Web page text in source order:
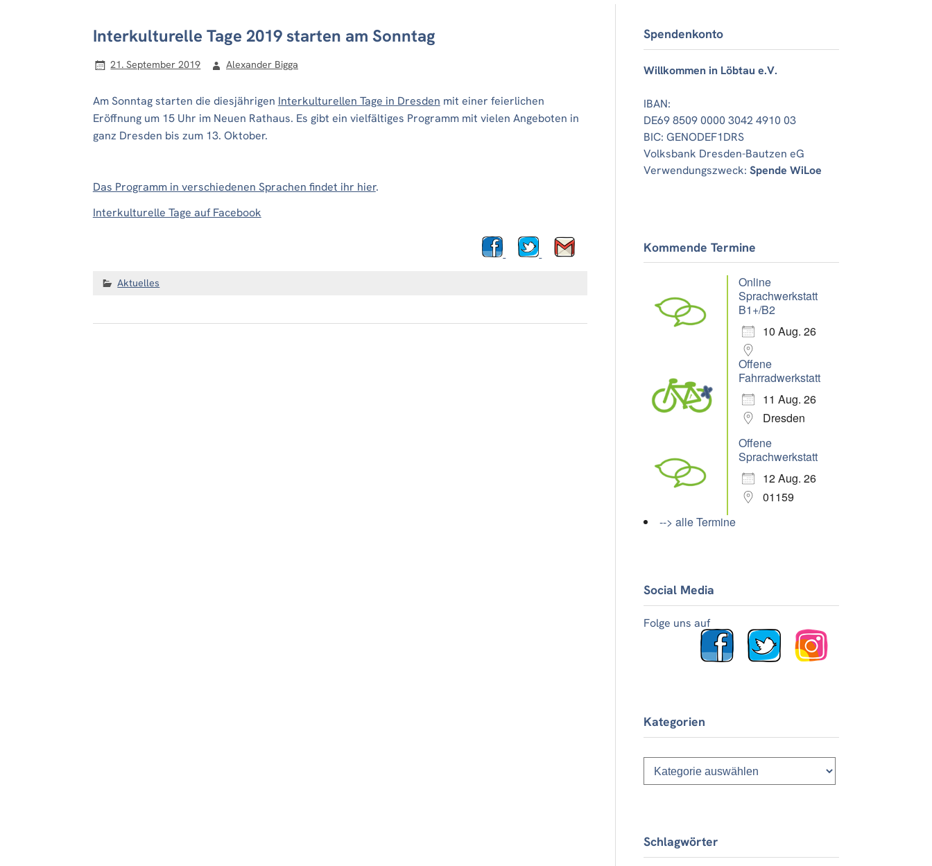
Interkulturelle Tage 2019 starten am Sonntag
21. September 2019 Alexander Bigga
Am Sonntag starten die diesjährigen Interkulturellen Tage in Dresden mit einer feierlichen
Eröffnung um 15 Uhr im Neuen Rathaus. Es gibt ein vielfältiges Programm mit vielen Angeboten in
ganz Dresden bis zum 13. Oktober.
Das Programm in verschiedenen Sprachen findet ihr hier.
Interkulturelle Tage auf Facebook
Aktuelles
Spendenkonto
Willkommen in Löbtau e.V.
IBAN:
DE69 8509 0000 3042 4910 03
BIC: GENODEF1DRS
Volksbank Dresden-Bautzen eG
Verwendungszweck:Spende WiLoe
Kommende Termine
Online
Sprachwerkstatt
B1+/B2
10 Aug. 26
Offene
Fahrradwerkstatt
11 Aug. 26
Dresden
Offene
Sprachwerkstatt
12 Aug. 26
01159
--> alle Termine
Social Media
Folge uns auf
Kategorien
Kategorien
Schlagwörter